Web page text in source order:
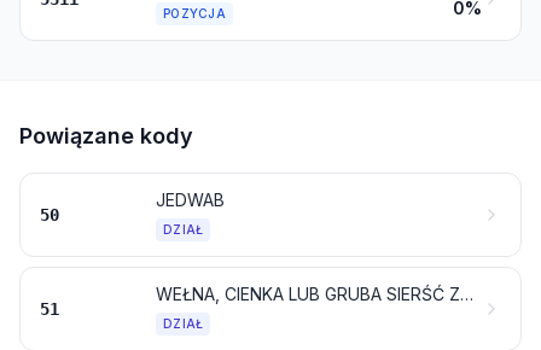
POZYCJA 0%
Powiązane kody
50
JEDWAB
DZIAŁ
51
WEŁNA, CIENKA LUB GRUBA SIERŚĆ ZWIERZĘCA; PRZĘDZA I TKANINA Z WŁOSIA KOŃSKIEGO
DZIAŁ